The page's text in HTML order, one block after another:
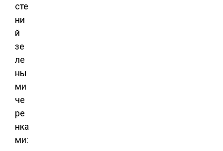
сте
ни
й
зе
ле
ны
ми
че
ре
нка
ми: